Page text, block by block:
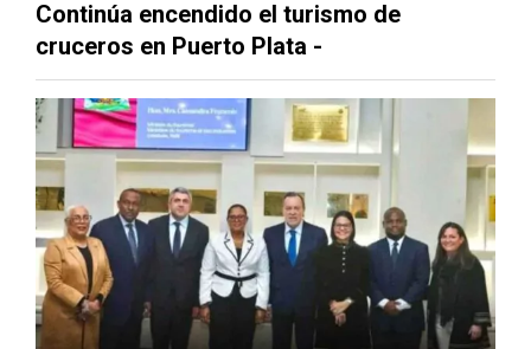
Continúa encendido el turismo de
cruceros en Puerto Plata -